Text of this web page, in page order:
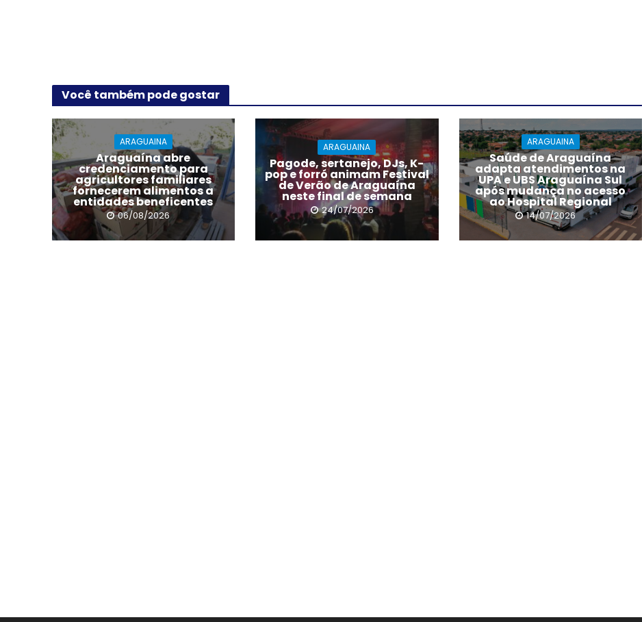
Você também pode gostar
ARAGUAINA
Araguaína abre
credenciamento para
agricultores familiares
fornecerem alimentos a
entidades beneficentes
06/08/2026
ARAGUAINA
Pagode, sertanejo, DJs, K-
pop e forró animam Festival
de Verão de Araguaína
neste final de semana
24/07/2026
ARAGUAINA
Saúde de Araguaína
adapta atendimentos na
UPA e UBS Araguaína Sul
após mudança no acesso
ao Hospital Regional
14/07/2026